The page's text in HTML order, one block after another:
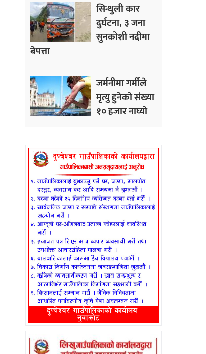
सिन्धुली कार
दुर्घटना, ३ जना
सुनकोशी नदीमा
बेपत्ता
जर्मनीमा गर्मीले
मृत्यु हुनेको संख्या
१० हजार नाघ्यो